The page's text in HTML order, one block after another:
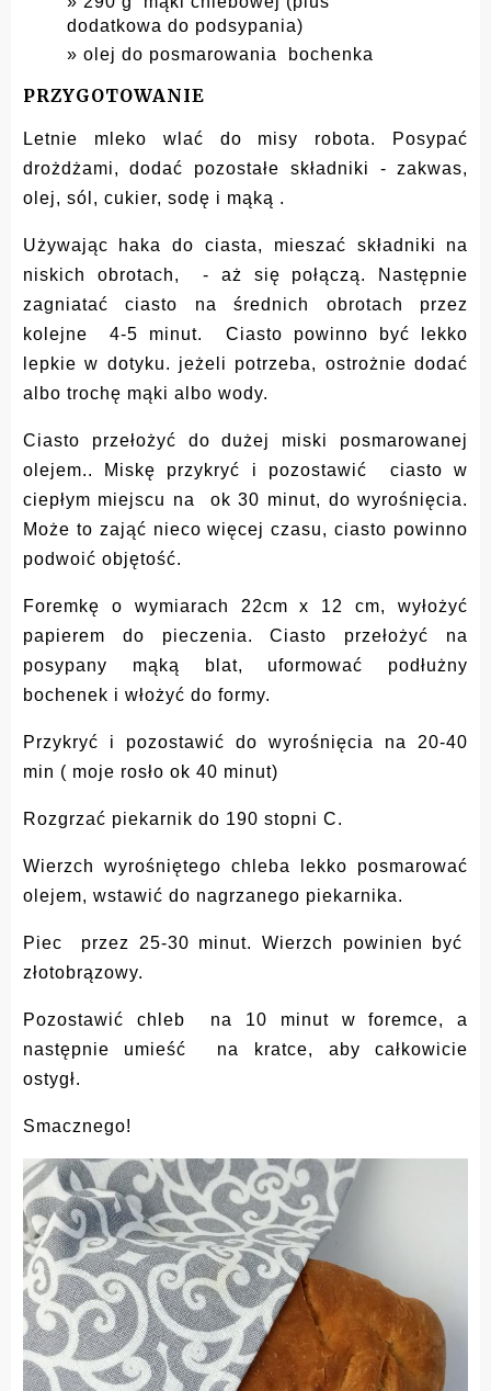
dodatkowa do podsypania)
olej do posmarowania bochenka
PRZYGOTOWANIE
Letnie mleko wlać do misy robota. Posypać
drożdżami, dodać pozostałe składniki - zakwas,
olej, sól, cukier, sodę i mąką .
Używając haka do ciasta, mieszać składniki na
niskich obrotach, - aż się połączą. Następnie
zagniatać ciasto na średnich obrotach przez
kolejne 4-5 minut. Ciasto powinno być lekko
lepkie w dotyku. jeżeli potrzeba, ostrożnie dodać
albo trochę mąki albo wody.
Ciasto przełożyć do dużej miski posmarowanej
olejem.. Miskę przykryć i pozostawić ciasto w
ciepłym miejscu na ok 30 minut, do wyrośnięcia.
Może to zająć nieco więcej czasu, ciasto powinno
podwoić objętość.
Foremkę o wymiarach 22cm x 12 cm, wyłożyć
papierem do pieczenia. Ciasto przełożyć na
posypany mąką blat, uformować podłużny
bochenek i włożyć do formy.
Przykryć i pozostawić do wyrośnięcia na 20-40
min ( moje rosło ok 40 minut)
Rozgrzać piekarnik do 190 stopni C.
Wierzch wyrośniętego chleba lekko posmarować
olejem, wstawić do nagrzanego piekarnika.
Piec przez 25-30 minut. Wierzch powinien być
złotobrązowy.
Pozostawić chleb na 10 minut w foremce, a
następnie umieść na kratce, aby całkowicie
ostygł.
Smacznego!